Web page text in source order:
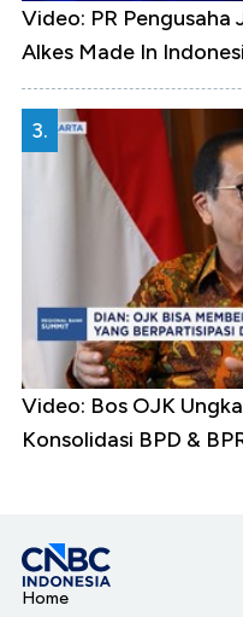
Video: PR Pengusaha
Alkes Made In
3.
Video: Bos OJK
Konsolidasi BPD &
Home